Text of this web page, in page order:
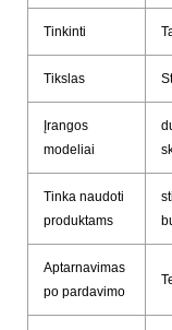
Tinkinti
Tikslas
Įrangos
modeliai
Tinka naudoti
produktams
Aptarnavimas
po pardavimo